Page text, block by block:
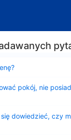
pokój, nie
dowiedzieć, czy